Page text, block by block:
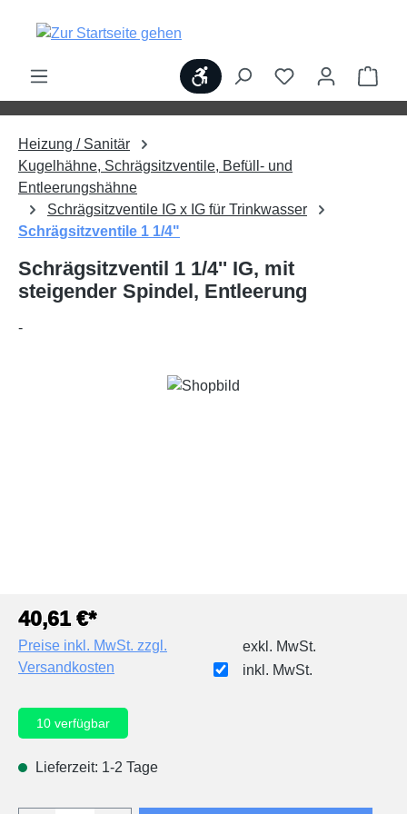
springen
Werkzeugleiste anzeigen
Heizung / Sanitär
Kugelhähne, Schrägsitzventile, Befüll- und
Entleerungshähne
Schrägsitzventile IG x IG für Trinkwasser
Schrägsitzventile 1 1/4"
Schrägsitzventil 1 1/4'' IG, mit
steigender Spindel, Entleerung
-
Bildergalerie überspringen
40,61 €*
Preise inkl. MwSt. zzgl.
Versandkosten
exkl. MwSt.
inkl. MwSt.
10 verfügbar
Lieferzeit: 1-2 Tage